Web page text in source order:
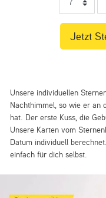
Unsere individuellen
Nachthimmel, so wie er an
hat. Der erste Kuss, die
Unsere Karten vom
Datum individuell
einfach für dich selbst.